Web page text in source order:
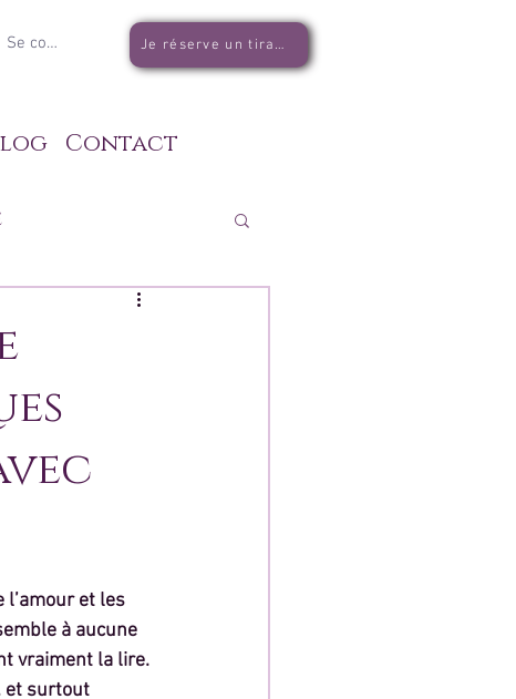
Se connecter Je réserve un tirage
Contact
l’amour et les
à aucune
vraiment la lire.
et surtout